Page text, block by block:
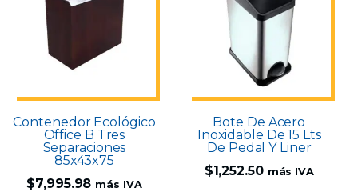
Contenedor Ecológico
Office B Tres
Separaciones
85x43x75
$7,995.98 más IVA
Bote De Acero
Inoxidable De 15 Lts
De Pedal Y Liner
$1,252.50 más IVA